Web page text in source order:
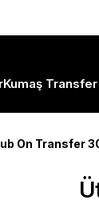
Kumaş Transfer
On Transfer